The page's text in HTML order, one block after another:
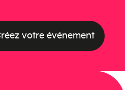
votre événement